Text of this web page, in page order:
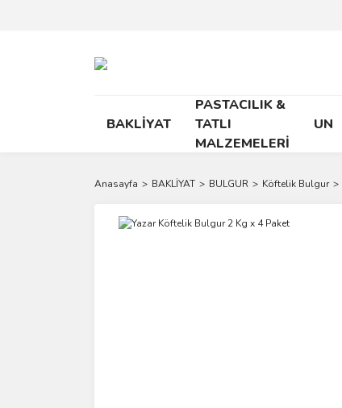
BAKLİYAT
PASTACILIK &
TATLI
MALZEMELERİ
UN
Anasayfa BAKLİYAT BULGUR Köftelik Bulgur